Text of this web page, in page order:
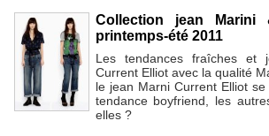
Collection jean Marini
printemps-été 2011
Les tendances fraîches et
Current Elliot avec la qualité
le jean Marni Current Elliot
tendance boyfriend, les
elles ?